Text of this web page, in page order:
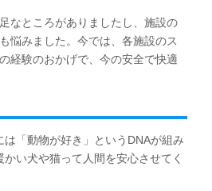
なところがありましたし、施設の
悩みました。今では、各施設のス
経験のおかげで、今の安全で快適
「動物が好き」というDNAが組み
い犬や猫って人間を安心させてく